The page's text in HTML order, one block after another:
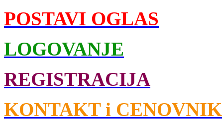
POSTAVI OGLAS
LOGOVANJE
REGISTRACIJA
KONTAKT i CENOVNIK